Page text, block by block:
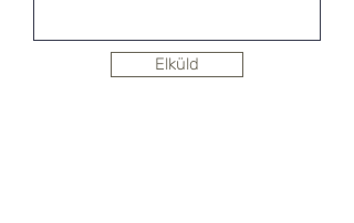
Elküld